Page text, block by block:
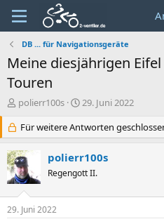
DB ... für Navigationsgeräte
Meine diesjährigen
Touren
E
s
t
e
l
l
e
polierr100s
E
s
t
e
l
l
m
29. Juni 2022
Für weitere Antworten
polierr100s
Regengott II.
29. Juni 2022